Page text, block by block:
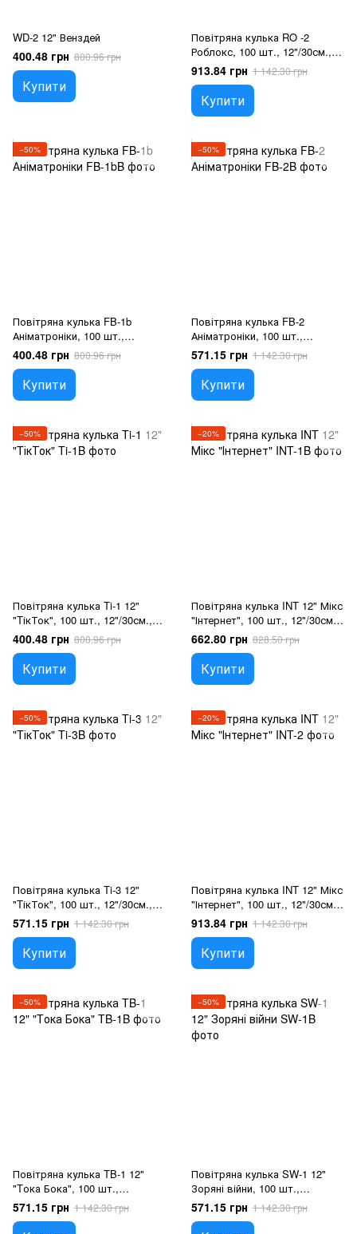
WD-2 12" Венздей
400.48 грн 800.96 грн
Купити
Повітряна кулька RO -2
Роблокс, 100 шт., 12"/30см.,
Асортi пастель, Роблокс
913.84 грн 1 142.30 грн
Купити
−50%
Повітряна кулька FB-1b
Аніматроніки, 100 шт.,
12"/30см., Чорний, П'ять ночей
у Фредді
400.48 грн 800.96 грн
Купити
−50%
Повітряна кулька FB-2
Аніматроніки, 100 шт.,
12"/30см., Асортi пастель,
П'ять ночей у Фредді
571.15 грн 1 142.30 грн
Купити
−50%
Повітряна кулька Ti-1 12"
"TікТок", 100 шт., 12"/30см.,
Мікс (5 кольорів), Соціальні
мережі
400.48 грн 800.96 грн
Купити
−20%
Повітряна кулька INT 12" Мікс
"Інтернет", 100 шт., 12"/30см.,
Асортi пастель, На довільну
подію
662.80 грн 828.50 грн
Купити
−50%
Повітряна кулька Ti-3 12"
"TікТок", 100 шт., 12"/30см.,
Мікс (5 кольорів), Соціальні
мережі
571.15 грн 1 142.30 грн
Купити
−20%
Повітряна кулька INT 12" Мікс
"Інтернет", 100 шт., 12"/30см.,
Асортi пастель, На довільну
подію
913.84 грн 1 142.30 грн
Купити
−50%
Повітряна кулька TB-1 12"
"Tока Бока", 100 шт.,
12"/30см., Асортi пастель,
Тока Бока
571.15 грн 1 142.30 грн
−50%
Повітряна кулька SW-1 12"
Зоряні війни, 100 шт.,
12"/30см., Асортi пастель,
Зоряні Війни
571.15 грн 1 142.30 грн